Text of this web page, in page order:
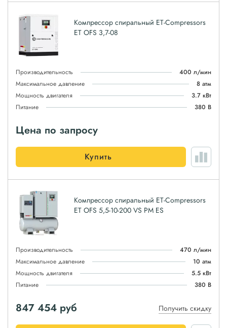
Компрессор спиральный ET-Compressors
ET OFS 3,7-08
Производительность
400 л/мин
Максимальное давление
8 атм
Мощность двигателя
3.7 кВт
Питание
380 В
Цена по запросу
Купить
Компрессор спиральный ET-Compressors
ET OFS 5,5-10-200 VS PM ES
Производительность
470 л/мин
Максимальное давление
10 атм
Мощность двигателя
5.5 кВт
Питание
380 В
847 454 руб Получить скидку